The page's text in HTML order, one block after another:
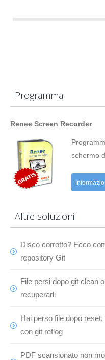
Programma
Renee Screen Recorder
schermo
Altre soluzioni
Disco corrotto? Ecco
repository Git
File persi dopo git clean
recuperarli
Hai perso file dopo
con git reflog
PDF scansionato non